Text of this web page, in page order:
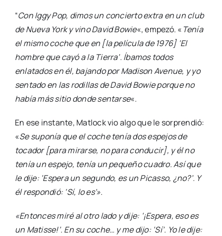
“Con Iggy Pop, dimos un concierto extra en un club
de Nueva York y vino David Bowie«, empezó. «Tenía
el mismo coche que en [la película de 1976] ‘El
hombre que cayó a la Tierra’. Íbamos todos
enlatados en él, bajando por Madison Avenue, y yo
sentado en las rodillas de David Bowie porque no
había más sitio donde sentarse«.
En ese instante, Matlock vio algo que le sorprendió:
«Se suponía que el coche tenía dos espejos de
tocador [para mirarse, no para conducir], y él no
tenía un espejo, tenía un pequeño cuadro. Así que
le dije: ‘Espera un segundo, es un Picasso, ¿no?’. Y
él respondió: ‘Sí, lo es'».
«Entonces miré al otro lado y dije: ‘¡Espera, eso es
un Matisse!’. En su coche… y me dijo: ‘Sí’. Yo le dije: